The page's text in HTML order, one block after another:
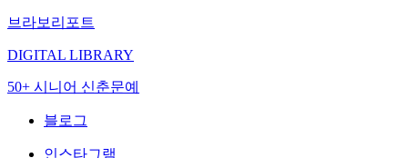
브라보리포트
DIGITAL LIBRARY
50+ 시니어 신춘문예
블로그
인스타그램